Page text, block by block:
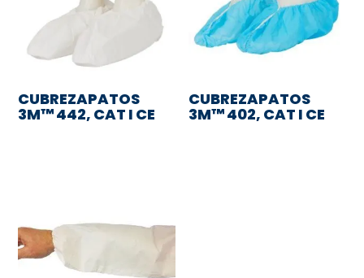
CUBREZAPATOS
3M™ 442, CAT I CE
CUBREZAPATOS
3M™ 402, CAT I CE